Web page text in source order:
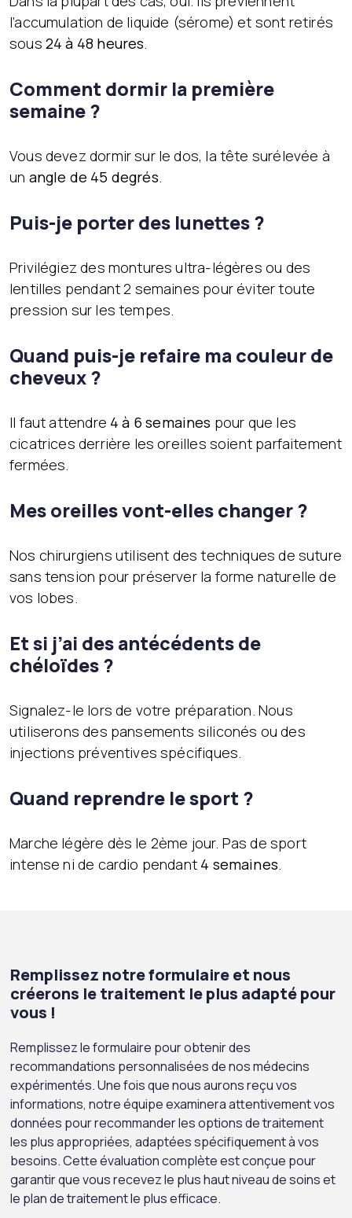
l’accumulation de liquide (sérome) et sont retirés
sous 24 à 48 heures.
Comment dormir la première
semaine ?
Vous devez dormir sur le dos, la tête surélevée à
un angle de 45 degrés.
Puis-je porter des lunettes ?
Privilégiez des montures ultra-légères ou des
lentilles pendant 2 semaines pour éviter toute
pression sur les tempes.
Quand puis-je refaire ma couleur de
cheveux ?
Il faut attendre 4 à 6 semaines pour que les
cicatrices derrière les oreilles soient parfaitement
fermées.
Mes oreilles vont-elles changer ?
Nos chirurgiens utilisent des techniques de suture
sans tension pour préserver la forme naturelle de
vos lobes.
Et si j’ai des antécédents de
chéloïdes ?
Signalez-le lors de votre préparation. Nous
utiliserons des pansements siliconés ou des
injections préventives spécifiques.
Quand reprendre le sport ?
Marche légère dès le 2ème jour. Pas de sport
intense ni de cardio pendant 4 semaines.
Remplissez notre formulaire et nous
créerons le traitement le plus adapté pour
vous !
Remplissez le formulaire pour obtenir des
recommandations personnalisées de nos médecins
expérimentés. Une fois que nous aurons reçu vos
informations, notre équipe examinera attentivement vos
données pour recommander les options de traitement
les plus appropriées, adaptées spécifiquement à vos
besoins. Cette évaluation complète est conçue pour
garantir que vous recevez le plus haut niveau de soins et
le plan de traitement le plus efficace.